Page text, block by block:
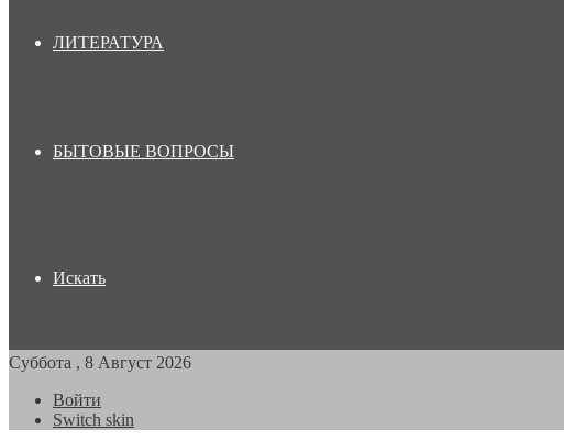
ЛИТЕРАТУРА
БЫТОВЫЕ ВОПРОСЫ
Искать
Суббота , 8 Август 2026
Войти
Switch skin